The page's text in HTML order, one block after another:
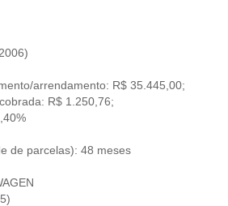
arrendamento: R$ 35.445,00;
R$ 1.250,76;
de parcelas): 48 meses